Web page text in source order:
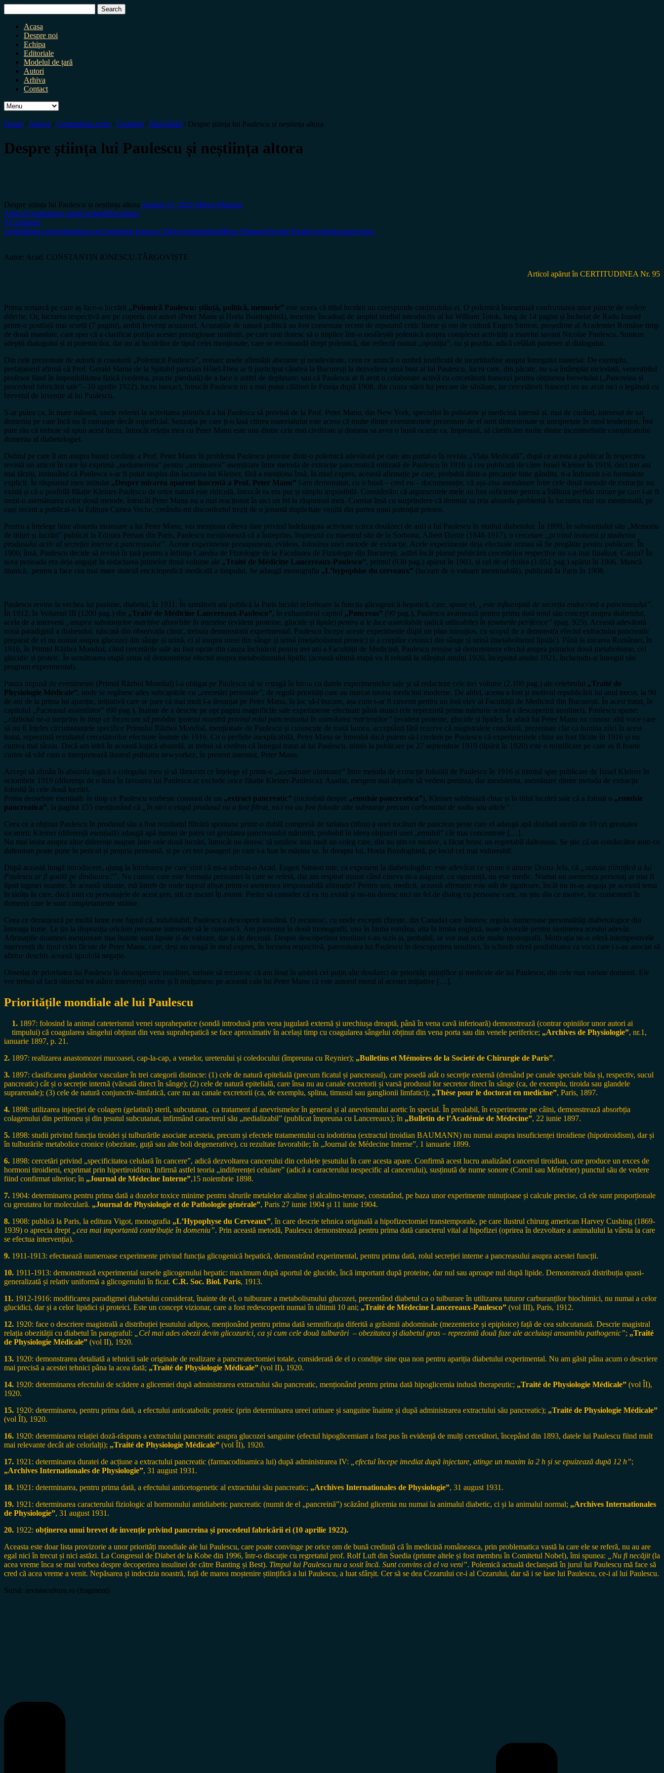
for:
Acasa
Despre noi
Echipa
Editoriale
Modelul de țară
Autori
Arhiva
Contact
Home / Arhiva / Certitudinea print / Credință / Dezvăluiri / Despre știința lui Paulescu și neștiința altora
Despre știința lui Paulescu și neștiința altora
Despre știința lui Paulescu și neștiința altora August 31, 2021 Miron Manega
ArhivaCertitudinea printCredințăDezvăluiri
0 Comment
certitudinea.comcertitudinea.roConstantin Ionescu-TârgovișteinsulinaMiron ManegaNicolae Paulescuortodoxpancreina
Autor: Acad. CONSTANTIN IONESCU-TÂRGOVIȘTE
Articol apărut în CERTITUDINEA Nr. 95
Prima remarcă pe care aș face-o lucrării „Polemică Paulescu: știință, politică, memorie” este aceea că titlul lucrării nu corespunde conținutului ei. O polemică înseamnaă confruntarea unor puncte de vedere
diferite. Or, lucrarea respectivă are pe coperta doi autori (Peter Manu și Horia Bozdoghină), temeinic încadrați de amplul studiul introductiv al lui William Totok, lung de 14 pagini și încheiat de Radu Ioanid
printr-o postfață mai scurtă (7 pagini), ambii fervenți acuzatori. Acuzațiile de natură politică au fost comentate recent de reputatul critic literar și om de cultură Eugen Simion, președinte al Academiei Române timp
de două mandate, care sper că a clarificat poziția acestei prestigioase instituții, pe care unii doresc să o implice într-o nesfârșită polemică asupra complexei activități a marelui savant Nicolae Paulescu. Suntem
adepții dialogului și ai polemicilor, dar nu ai lucrărilor de tipul celei menționate, care se recomandă drept polemică, dar reflectă numai „opoziția”, nu și poziția, adică celălalt partener al dialogului.
Din cele prezentate de autorii și coautorii „Polemicii Paulescu”, remarc unele afirmății aberante și neadevărate, ceea ce aruncă o umbră justificată de incertitudine asupra întregului material. De exemplu,
prefațatorul afirmă că Prof. Gerald Slama de la Spitalul parizian Hôtel-Dieu ar fi participat cândva la Bucureșți la dezvelirea unui bust al lui Paulescu, lucru care, din păcate, nu s-a întâmplat niciodată, venerabilul
profesor fiind în imposibilitatea fizică (vederea, practic pierdută) de a face o astfel de deplasare; sau că Paulescu ar fi avut o colaborare activă cu cercetătorii francezi pentru obținerea brevetului („Pancreina și
procedeul fabricării sale”– 10 aprilie 1922), lucru inexact, întrucât Paulescu nu a mai putut călători în Franța după 1908, din cauza stării lui precare de sănătate, iar cercetătorii francezi nu au avut nici o legătură cu
brevetul de invenție al lui Paulescu.
S-ar putea ca, în mare măsură, unele referiri la activitatea științifică a lui Paulescu să provină de la Prof. Peter Manu, din New York, specialist în psihiatrie și medicină internă și, mai de curând, interesat de un
domeniu pe care încă nu îl cunoaște decât superficial. Senzația pe care ți-o lasă citirea materialului este aceea că multe dintre evenimentele prezentate de el sunt distorsionate și interpretate în mod tendențios. Îmi
pare rău că trebuie să spun acest lucru, întrucât relația mea cu Peter Manu este una dintre cele mai civilizate și domnia sa avea o bună ocazie ca, împreună, să clarificăm multe dintre incertitudinile complicatului
domeniu al diabetologiei.
Dubiul pe care îl am asupra bunei credințe a Prof. Peter Manu în problema Paulescu provine dintr-o polemică adevărată pe care am purtat-o în revista „Viața Medicală”, după ce acesta a publicat în respectiva
revistă un articol în care își exprimă „nedumerirea” pentru „uimitoarea” asemănare între metoda de extracție pancreatică utilizată de Paulescu în 1916 și cea publicată de către Israel Kleiner în 1919, deci trei ani
mai târziu, insinuând că Paulescu s-ar fi putut inspira din lucrarea lui Kleiner, fără a menționa însă, în mod expres, această afirmație pe care, probabil dintr-o precauție bine gândita, n-a îndraznit s-o formuleze
explicit. În răspunsul meu intitulat „Despre mirarea aparent inocentă a Prof. Peter Manu” i-am demonstrat, cu o bună – cred eu – documentație, că așa-zisa asemănare între cele două metode de extracție nu
există și că o posibilă filiație Kleiner-Paulescu de orice natură este ridicolă, întrucât ea era pur și simplu imposibilă. Considerăm că argumentele mele au fost suficiente pentru a înlătura perfida mirare pe care i-ar fi
trezit-o asemănarea celor două metode, întrucât Peter Manu nu a mai reacționat în nici un fel la răspunsul meu. Constat însă cu surprindere că domnia sa reia absurda problemă în lucrarea mai sus menționată, pe
care recent a publicat-o la Editura Curtea Veche, creându-mi disconfortul trezit de o jenantă duplicitate venită din partea unui potențial prieten.
Pentru a înțelege bine absurda insinuare a lui Peter Manu, voi menționa câteva date privind îndelungata activitate (circa douăzeci de ani) a lui Paulescu în studiul diabetului. În 1899, în substanțialul său „Memoriu
de titluri și lucrări” publicat la Editura Person din Paris, Paulescu menționează că a întreprins, împreună cu maestrul său de la Sorbona, Albert Dastre (1848-1917), o cercetare
„privind izolarea și studierea
produsului activ al secreției interne a pancreasului”. Aceste experimente presupuneau, evident, folosirea unei metode de extracție. Acele experimente deja efectuate urmau să fie pregătite pentru publicare. În
1900, însă, Paulescu decide să revină în țară pentru a înființa Catedra de Fiziologie de la Facultatea de Fiziologie din Bucureșți, astfel încât planul publicării cercetărilor respective nu s-a mai finalizat. Cauza? În
acea perioada era deja angajat în redactarea primelor două volume ale „Traité de Médicine Lancereaux-Paulesco”, primul (938 pag.) apărut în 1903, și cel de-al doilea (1.051 pag.) apărut în 1906. Muncă
titanică, pentru a face cea mai mare sinteză enciclopedică medicală a timpului. Se adaugă monografia „L’hypophise du cerveaux” (lucrare de o valoare inestimabilă), publicată la Paris în 1908.
Paulescu revine la vechea lui pasiune, diabetul, în 1911. În următorii ani publică la Paris lucrări referitoare la funcția glicogenică-hepatică, care, spune el, „este influențată de secreția endocrină a pancreasului”.
În 1912, în Volumul III (1200 pag.) din „Traité de Médicine Lancereaux-Paulesco”, în exhaustivul capitol „Pancreas” (90 pag.), Paulescu avansează pentru prima dată noul său concept asupra diabetului,
acela de a interveni
„asupra substanțelor nutritive absorbite în intestine (evident proteine, glucide și lipide) pentru a le face asimilabile (adică utilizabile) în țesuturile periferice” (pag. 925). Această adevărată
nouă paradigmă a diabetului, născută din observația clinic, trebuia demonstrată experimental. Paulescu începe aceste experimente după un plan minuțios, cu scopul de a demonstra efectul extractului pancreatic
preparat de el nu numai asupra glucozei din sânge și urină, ci și asupra ureei din sânge și urină (metabolismul proteic) și a corpilor cetonici din sânge și urină (metabolismul lipidic). Până la intrarea României, în
1916, în Primul Război Mondial, când cercetările sale au fost oprite din cauza închiderii pentru trei ani a Facultății de Medicină, Paulescu reușise să demonstreze efectul asupra primelor două metabolisme, cel
glucidic și proteic. În următoarea etapă urma să demonstreze efectul asupra metabolismului lipidic (această ultimă etapă va fi reluată la sfârșitul anului 1920, începutul anului 1921, încheindu-și întregul său
program experimental).
Pauza impusă de evenimente (Primul Război Mondial) l-a obligat pe Paulescu să se retragă în birou cu datele experimentelor sale și să redacteze cele trei volume (2.100 pag.) ale celebrului „Traité de
Physiologie Médicale”, unde se regăsesc ades subcapitole cu „cercetări personale”, de regulă priorități care au marcat istoria medicinii moderne. De altfel, acesta a fost și motivul republicării lui anul trecut, la 90
de ani de la prima lui apariție, inițiativă care se pare că mai mult l-a deranjat pe Peter Manu, în loc să-l bucure, așa cum s-ar fi cuvenit pentru un fost elev al Facultății de Medicină din București. În acest tratat, în
capitolul „Pacreasul assimilator” (60 pag.), înainte de a descrie pe opt pagini magnificile sale experimente efectuate până atunci (ele reprezintă prima mărturie scrisă a descoperirii insulinei), Paulescu spune:
„războiul ne-a surprins în timp ce încercam să probăm ipoteza noastră privind rolul pancreasului în asimilarea nutrienților” (evident proteine, glucide și lipide). În afară lui Peter Manu nu cunosc altă voce care
să nu fi înțeles circumstanțele specifice Primului Război Mondial, menționate de Paulescu și cunoscute de toată lumea, acceptând fără rezerve că magistralele concluzii, prezentate clar ca lumina zilei în acest
tratat, reprezintă rezultatul cercetătorilor efectuate înainte de 1916. Cu o perfidie inexplicabilă, Peter Manu se întreabă dacă putem să-l credem pe Paulescu că experimentele chiar au fost făcute în 1916 și nu
cumva mai târziu. Dacă am intră în această logică absurdă, ar trebui să credem că întregul tratat al lui Paulescu, trimis la publicare pe 27 septembrie 1919 (tipărit în 1920) este o mistificare pe care aș fi foarte
curios să văd cum o interpretează ilustrul psihiatru newyorkez, în prezent internist, Peter Manu.
Accept să rămân în absurda logică a colegului meu și să lămurim ce înțelege el printr-o „asemănare uimitoare” între metoda de extracție folosită de Paulescu în 1916 și trimisă spre publicare de Israel Kleiner în
octombrie 1919 (diferența de o luna în favoarea lui Paulescu ar exclude orice filiație Kleiner-Paulescu). Așadar, mergem mai departe să vedem pretinsa, dar inexistenta, asemănare dintre metoda de extracție
folosită în cele două lucrări.
Prima deosebire esențială: în timp ce Paulescu vorbește constant de un „extract pancreatic” (niciodată despre „emulsie pancreatica”), Kleiner subliniază chiar și în titlul lucrării sale că a folosit o „emulsie
pancreatica”, la pagină 155 menționând că „în nici o etapă produsul nu a fost filtrat, nici nu au fost folosite alte substanțe precum carbonatul de sodiu sau altele”.
Ceea ce a obținut Paulescu în produsul său a fost rezultatul filtrării spontane printr-o dublă compresă de tarlatan (tifon) a unei tocături de pancreas peste care el adaugă apă distilată sterilă de 10 ori greutatea
tocaturii; Kleiner (diferență esențială) adaugă apă numai de patru ori greutatea pancreasului mărunțit, probabil în ideea obținerii unei „emulsii” cât mai concentrate […].
Nu mai insist asupra altor diferențe majore între cele două lucrări, întrucât nu doresc să umilesc mai mult un coleg care, din nu știu ce motive, a făcut brusc un regretabil daltonism. Se știe că un conducător auto cu
daltonism poate pune în pericol și propria persoană, și pe cei trei pasageri pe care i-a luat în mășina sa. În dreapta lui, Horia Bozdoghină, pe locul cel mai vulnerabil.
După această lungă introducere, ajung la întrebarea pe care simt că mi-a adresat-o Acad. Eugen Simion mie, ca exponent la diabetologilor: este adevărat ce spune o anume Doina Jela, că
„statuia științifică a lui
Paulescu ar fi goală pe dinăuntru?”. Nu cunosc care este formația persoanei la care se referă, dar am respirat ușurat când cineva m-a asigurat: cu siguranță, nu este medic. Numai un asemenea personaj ar mai fi
lipsit tagmei noastre. În această situație, mă întreb de unde tupeul afișat printr-o asemenea iresponsabilă afirmație? Pentru noi, medicii, această afirmație este atât de jignitoare, încât nu m-aș angaja pe această tema
în tărâța în care, dacă intri cu personajele de acest gen, știi ce riscuri îți asumi. Prefer să consider că ea nu există și nu-mi doresc nici un fel de dialog cu persoane care, nu știu din ce motive, fac comentarii în
domenii care le sunt completamente străine.
Ceea ce deranjează pe multă lume este faptul că, indubitabil, Paulescu a descoperit insulină. O recunosc, cu unele excepții (firește, din Canada) care întaresc regula, numeroase personalități diabetologice din
întreaga lume. Le țin la dispoziția oricărei persoane interesate să le cunoască. Am prezentat în două monografii, una în limba româna, alta în limba engleză, toate dovezile pentru susținerea acestui adevăr.
Afirmațiile doamnei menționate mai înainte sunt lipsite și de valoare, dar și de decență. Despre descoperirea insulinei s-au scris și, probabil, se vor mai scrie multe monografii. Motivația ne-o oferă intempestivele
intervenții de tipul celei făcute de Peter Manu, care, deși nu neagă în mod expres, în lucrarea respectivă, paternitatea lui Paulescu în descoperirea insulinei, în schimb oferă posibilitatea ca voci care i s-au asociat să
afirme deschis această ignobilă negație.
Obsedat de prioritatea lui Paulescu în descoperirea insulinei, trebuie să recunosc că am lăsat în umbră cel puțin alte douăzeci de priorități științifice și medicale ale lui Paulescu, din cele mai variate domenii. Ele
vor trebui să facă obiectul tot atâtor intervenții scrise și îi mulțumesc pe această cale lui Peter Manu că este autorul moral al acestei inițiative […].
Prioritățile mondiale ale lui Paulescu
1. 1897: folosind la animal cateterismul venei suprahepatice (sondă introdusă prin vena jugulară externă și urechiușa dreaptă, până în vena cavă inferioară) demonstrează (contrar opiniilor unor autori ai
timpului) că coagularea sângelui obținut din vena suprahepatică se face aproximativ în același timp cu coagularea sângelui obținut din vena porta sau din venele periferice; „Archives de Physiologie”, nr.1,
ianuarie 1897, p. 21.
2. 1897: realizarea anastomozei mucoasei, cap-la-cap, a venelor, ureterului și coledocului (împreuna cu Reynier); „Bulletins et Mémoires de la Societé de Chirurgie de Paris”.
3. 1897: clasificarea glandelor vasculare în trei categorii distincte: (1) cele de natură epitelială (precum ficatul și pancreasul), care posedă atât o secreție externă (drenând pe canale speciale bila și, respectiv, sucul
pancreatic) cât și o secreție internă (vărsată direct în sânge); (2) cele de natură epitelială, care însa nu au canale excretorii și varsă produsul lor secretor direct în sânge (ca, de exemplu, tiroida sau glandele
suprarenale); (3) cele de natură conjunctiv-limfatică, care nu au canale excretorii (ca, de exemplu, splina, timusul sau ganglionii limfatici); „Thèse pour le doctorat en medicine”, Paris, 1897.
4. 1898: utilizarea injecției de colagen (gelatină) steril, subcutanat, ca tratament al anevrismelor în general și al anevrismului aortic în special. În prealabil, în experimente pe câini, demonstrează absorbția
colagenului din peritoneu și din țesutul subcutanat, infirmând caracterul său „nedializabil” (publicat împreuna cu Lancereaux); în „Bulletin de l’Académie de Médecine”, 22 iunie 1897.
5. 1898: studii privind funcția tiroidei și tulburările asociate acesteia, precum și efectele tratamentului cu iodotirina (extractul tiroidian BAUMANN) nu numai asupra insuficienței tiroidiene (hipotiroidism), dar și
în tulburările metabolice cronice (obezitate, guță sau alte boli degenerative), cu rezultate favorabile; în „Journal de Médecine Interne”, 1 ianuarie 1899.
6. 1898: cercetări privind „specificitatea celulară în cancere”, adică dezvoltarea cancerului din celulele țesutului în care acesta apare. Confirmă acest lucru analizând cancerul tiroidian, care produce un exces de
hormoni tiroidieni, exprimat prin hipertiroidism. Infirmă astfel teoria „indiferenței celulare” (adică a caracterului nespecific al cancerului), susținută de nume sonore (Cornil sau Ménétrier) punctul său de vedere
fiind confirmat ulterior; în „Journal de Médecine Interne”,15 noiembrie 1898.
7. 1904: determinarea pentru prima dată a dozelor toxice minime pentru sărurile metalelor alcaline și alcalino-teroase, constatând, pe baza unor experimente minuțioase și calcule precise, că ele sunt proporționale
cu greutatea lor moleculară. „Journal de Physiologie et de Pathologie générale”, Paris 27 iunie 1904 și 11 iunie 1904.
8. 1908: publică la Paris, la editura Vigot, monografia „L’Hypophyse du Cerveaux”, în care descrie tehnica originală a hipofizectomiei transtemporale, pe care ilustrul chirurg american Harvey Cushing (1869-
1939) o aprecia drept
„cea mai importantă contribuție în domeniu”. Prin această metodă, Paulescu demonstrează pentru prima dată caracterul vital al hipofizei (oprirea în dezvoltare a animalului la vârsta la care
se efectua intervenția).
9. 1911-1913: efectuează numeroase experimente privind funcția glicogenică hepatică, demonstrând experimental, pentru prima dată, rolul secreției interne a pancreasului asupra acestei funcții.
10. 1911-1913: demonstrează experimental sursele glicogenului hepatic: maximum după aportul de glucide, încă important după proteine, dar nul sau aproape nul după lipide. Demonstrează distribuția quasi-
generalizată și relativ uniformă a glicogenului în ficat. C.R. Soc. Biol. Paris, 1913.
11. 1912-1916: modificarea paradigmei diabetului considerat, înainte de el, o tulburare a metabolismului glucozei, prezentând diabetul ca o tulburare în utilizarea tuturor carburanților biochimici, nu numai a celor
glucidici, dar și a celor lipidici și proteici. Este un concept vizionar, care a fost redescoperit numai în ultimii 10 ani; „Traité de Médecine Lancereaux-Paulesco” (vol III), Paris, 1912.
12. 1920: face o descriere magistrală a distribuției țesutului adipos, menționând pentru prima dată semnificația diferită a grăsimii abdominale (mezenterice și epiploice) față de cea subcutanată. Descrie magistral
relația obezității cu diabetul în paragraful:
„Cel mai ades obezii devin glicozurici, ca și cum cele două tulburări – obezitatea și diabetul gras – reprezintă două faze ale aceluiași ansamblu pathogenic”; „Traité
de Physiologie Médicale” (vol II), 1920.
13. 1920: demonstrarea detaliată a tehnicii sale originale de realizare a pancreatectomiei totale, considerată de el o condiție sine qua non pentru apariția diabetului experimental. Nu am găsit pâna acum o descriere
mai precisă a acestei tehnici pâna la acea dată; „Traité de Physiologie Médicale” (vol II), 1920.
14. 1920: determinarea efectului de scădere a glicemiei după administrarea extractului său pancreatic, menționând pentru prima dată hipoglicemia indusă therapeutic; „Traité de Physiologie Médicale” (vol ÎI),
1920.
15. 1920: determinarea, pentru prima dată, a efectului anticatabolic proteic (prin determinarea ureei urinare și sanguine înainte și după administrarea extractului său pancreatic); „Traité de Physiologie Médicale”
(vol ÎI), 1920.
16. 1920: determinarea relației doză-răspuns a extractului pancreatic asupra glucozei sanguine (efectul hipoglicemiant a fost pus în evidență de mulți cercetători, începând din 1893, datele lui Paulescu fiind mult
mai relevante decât ale celorlalți); „Traité de Physiologie Médicale” (vol ÎI), 1920.
17. 1921: determinarea duratei de acțiune a extractului pancreatic (farmacodinamica lui) după administrarea IV: „efectul începe imediat după injectare, atinge un maxim la 2 h și se epuizează după 12 h”;
„Archives Internationales de Physiologie”, 31 august 1931.
18. 1921: determinarea, pentru prima dată, a efectului anticetogenetic al extractului său pancreatic; „Archives Internationales de Physiologie”, 31 august 1931.
19. 1921: determinarea caracterului fiziologic al hormonului antidiabetic pancreatic (numit de el „pancreină”) scăzând glicemia nu numai la animalul diabetic, ci și la animalul normal; „Archives Internationales
de Physiologie”, 31 august 1931.
20. 1922: obținerea unui brevet de invenție privind pancreina și procedeul fabricării ei (10 aprilie 1922).
Aceasta este doar lista provizorie a unor priorități mondiale ale lui Paulescu, care poate convinge pe orice om de bună credință că în medicină româneasca, prin problematica vastă la care ele se referă, nu au are
egal nici în trecut și nici astăzi. La Congresul de Diabet de la Kobe din 1996, într-o discuție cu regretatul prof. Rolf Luft din Suedia (printre altele și fost membru în Comitetul Nobel), îmi spunea:
„Nu fi necăjit(la
acea vreme înca se mai vorbea despre decoperirea insulinei de către Banting și Best). Timpul lui Paulescu nu a sosit încă. Sunt convins că el va veni”. Polemică actuală declanșată în jurul lui Paulescu mă face să
cred că acea vreme a venit. Nepăsarea și indecizia noastră, față de marea moștenire științifică a lui Paulescu, a luat sfârșit. Cer să se dea Cezarului ce-i al Cezarului, dar să i se lase lui Paulescu, ce-i al lui Paulescu.
Sursă: revistacultura.ro (fragment)